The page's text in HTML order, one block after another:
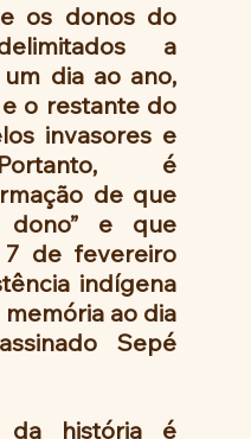
os donos do
a
dia ao ano,
o restante do
invasores e
é
de que
dono” e que
7 de fevereiro
indígena
ao dia
Sepé